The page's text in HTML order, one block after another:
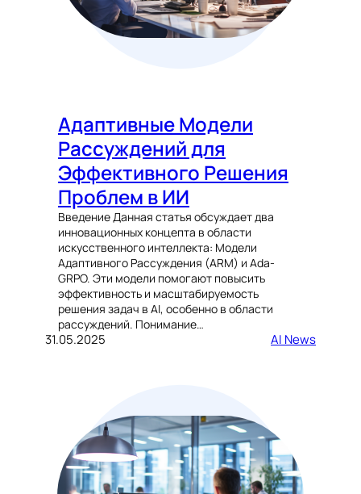
Адаптивные Модели
Рассуждений для
Эффективного Решения
Проблем в ИИ
Введение Данная статья обсуждает два
инновационных концепта в области
искусственного интеллекта: Модели
Адаптивного Рассуждения (ARM) и Ada-
GRPO. Эти модели помогают повысить
эффективность и масштабируемость
решения задач в AI, особенно в области
рассуждений. Понимание…
31.05.2025 AI News